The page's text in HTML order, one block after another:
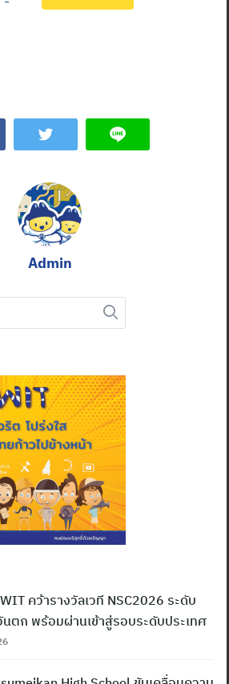
Admin
คว้ารางวัลเวที NSC2026 ระดับ
ตก พร้อมผ่านเข้าสู่รอบระดับประเทศ